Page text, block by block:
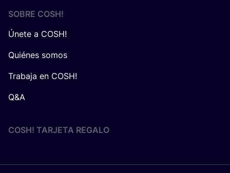
SOBRE COSH!
Únete a COSH!
Quiénes somos
Trabaja en COSH!
Q&A
COSH! TARJETA REGALO